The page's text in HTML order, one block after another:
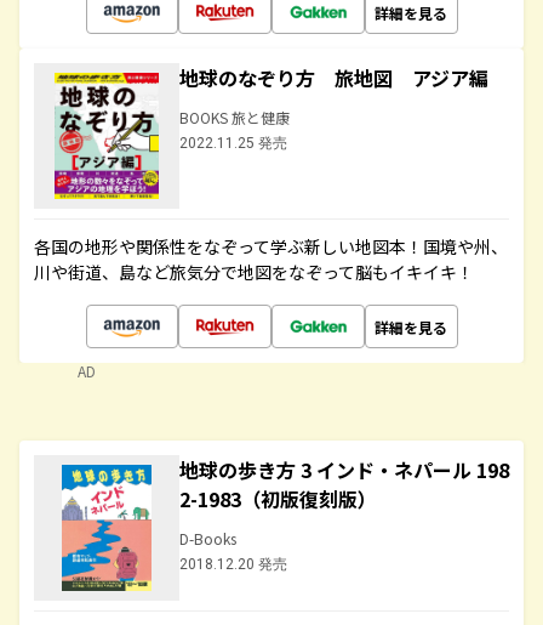
詳細を見る
地球のなぞり方 旅地図 アジア編
BOOKS 旅と健康
2022.11.25 発売
各国の地形や関係性をなぞって学ぶ新しい地図本！国境や州、
川や街道、島など旅気分で地図をなぞって脳もイキイキ！
詳細を見る
AD
地球の歩き方 3 インド・ネパール 198
2-1983（初版復刻版）
D-Books
2018.12.20 発売